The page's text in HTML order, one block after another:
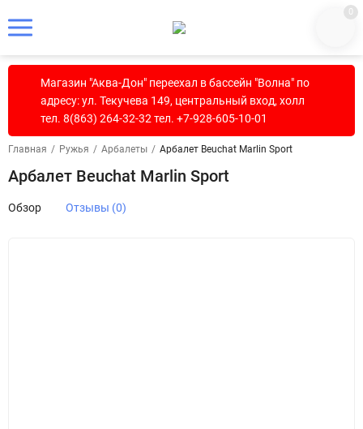
0
Магазин "Аква-Дон" переехал в бассейн "Волна" по
адресу: ул. Текучева 149, центральный вход, холл
тел. 8(863) 264-32-32 тел. +7-928-605-10-01
Главная / Ружья / Арбалеты / Арбалет Beuchat Marlin Sport
Арбалет Beuchat Marlin Sport
Обзор Отзывы (0)